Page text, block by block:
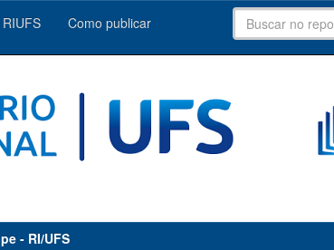
Como publicar
- RI/UFS